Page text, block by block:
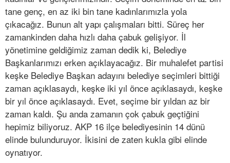
tane genç, en az iki bin tane kadınlarımızla yola
çıkacağız. Bunun alt yapı çalışmaları bitti. Süreç her
zamankinden daha hızlı daha çabuk gelişiyor. İl
yönetimine geldiğimiz zaman dedik ki, Belediye
Başkanlarımızı erken açıklayacağız. Bir muhalefet partisi
keşke Belediye Başkan adayını belediye seçimleri bittiği
zaman açıklasaydı, keşke iki yıl önce açıklasaydı, keşke
bir yıl önce açıklasaydı. Evet, seçime bir yıldan az bir
zaman kaldı. Şu anda zamanın çok çabuk geçtiğini
hepimiz biliyoruz. AKP 16 ilçe belediyesinin 14 dünü
elinde bulunduruyor. İkisini de zaten kukla gibi elinde
oynatıyor.